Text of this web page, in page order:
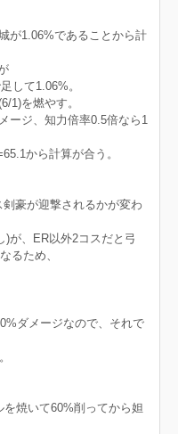
が1.06%であることから計
して1.06%。
1)を燃やす。
ージ、知力倍率0.5倍なら1
から計算が合う。
豪が迎撃されるかが変わ
)が、ER以外2コスだと弓
るため、
ダメージなので、それで
焼いて60%削ってから妲